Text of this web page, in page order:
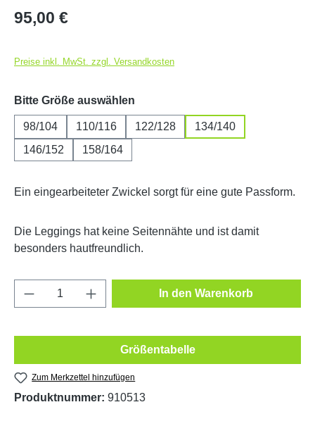
Regulärer Preis:
95,00 €
Preise inkl. MwSt. zzgl. Versandkosten
Bitte Größe auswählen
98/104 110/116 122/128
134/140
146/152
158/164
Ein eingearbeiteter Zwickel sorgt für eine gute Passform.
Die Leggings hat keine Seitennähte und ist damit
besonders hautfreundlich.
Produkt Anzahl: Gib den gewünschten
In den Warenkorb
Größentabelle
Zum Merkzettel hinzufügen
Produktnummer: 910513